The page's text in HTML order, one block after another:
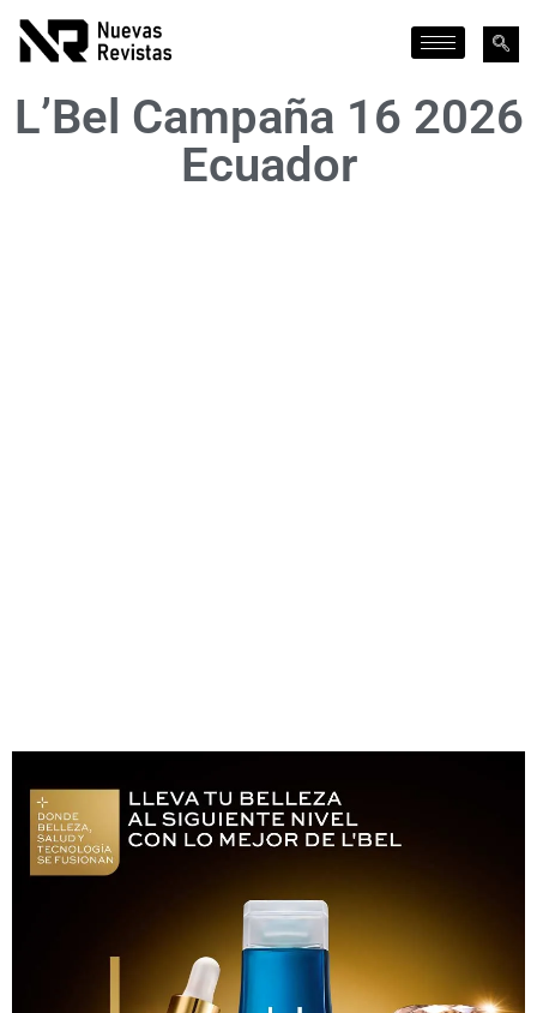
L’Bel Campaña 16 2026
Ecuador